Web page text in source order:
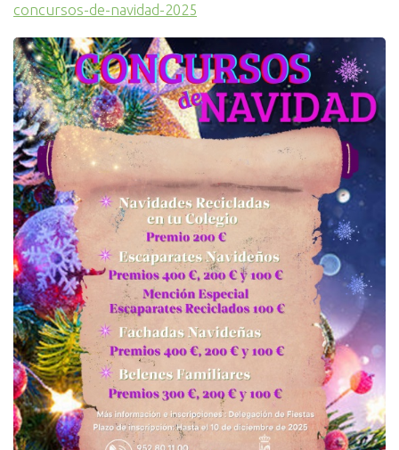
concursos-de-navidad-2025